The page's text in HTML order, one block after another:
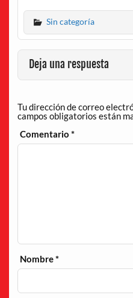
Sin categoría
Deja una respuesta
Tu dirección de correo
campos obligatorios están
Comentario*
Nombre*